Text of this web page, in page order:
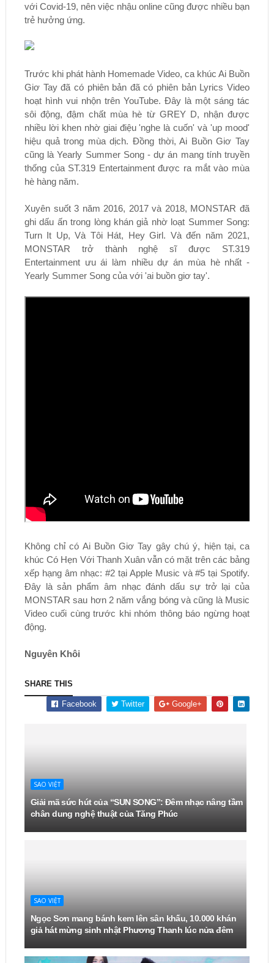
với Covid-19, nên việc nhậu online cũng được nhiều bạn
trẻ hưởng ứng.
Trước khi phát hành Homemade Video, ca khúc Ai Buồn
Giơ Tay đã có phiên bản đã có phiên bản Lyrics Video
hoạt hình vui nhộn trên YouTube. Đây là một sáng tác
sôi động, đậm chất mùa hè từ GREY D, nhận được
nhiều lời khen nhờ giai điệu 'nghe là cuốn' và 'up mood'
hiệu quả trong mùa dịch. Đồng thời, Ai Buồn Giơ Tay
cũng là Yearly Summer Song - dự án mang tính truyền
thống của ST.319 Entertainment được ra mắt vào mùa
hè hàng năm.
Xuyên suốt 3 năm 2016, 2017 và 2018, MONSTAR đã
ghi dấu ấn trong lòng khán giả nhờ loạt Summer Song:
Turn It Up, Và Tôi Hát, Hey Girl. Và đến năm 2021,
MONSTAR trở thành nghệ sĩ được ST.319
Entertainment ưu ái làm nhiều dự án mùa hè nhất -
Yearly Summer Song của với 'ai buồn giơ tay'.
Không chỉ có Ai Buồn Giơ Tay gây chú ý, hiện tại, ca
khúc Có Hẹn Với Thanh Xuân vẫn có mặt trên các bảng
xếp hạng âm nhạc: #2 tại Apple Music và #5 tại Spotify.
Đây là sản phẩm âm nhạc đánh dấu sự trở lại của
MONSTAR sau hơn 2 năm vắng bóng và cũng là Music
Video cuối cùng trước khi nhóm thông báo ngừng hoạt
động.
Nguyên Khôi
SHARE THIS
Facebook Twitter Google+
SAO VIỆT
Giải mã sức hút của “SUN SONG”: Đêm nhạc nâng tầm
chân dung nghệ thuật của Tăng Phúc
SAO VIỆT
Ngọc Sơn mang bánh kem lên sân khấu, 10.000 khán
giả hát mừng sinh nhật Phương Thanh lúc nửa đêm